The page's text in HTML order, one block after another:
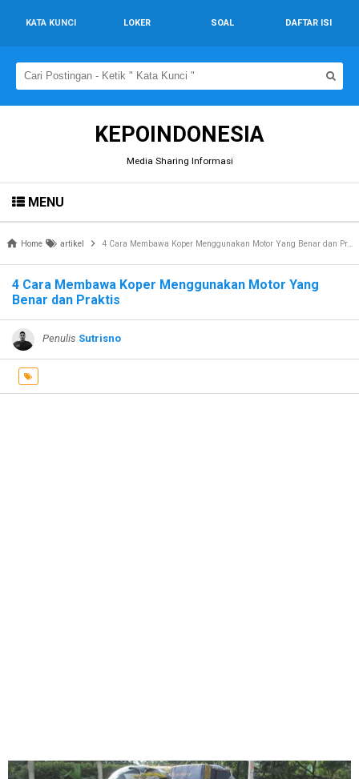
KATA KUNCI LOKER SOAL DAFTAR ISI
KEPOINDONESIA
Media Sharing Informasi
MENU
Home artikel 4 Cara Membawa Koper Menggunakan Motor Yang Benar dan Praktis
4 Cara Membawa Koper Menggunakan Motor Yang
Benar dan Praktis
Penulis Sutrisno